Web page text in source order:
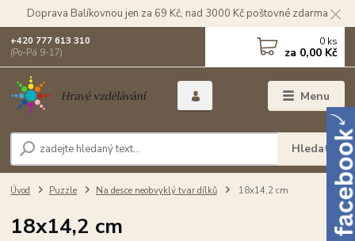
Doprava Balíkovnou jen za 69 Kč, nad 3000 Kč poštovné zdarma
Menu
Hledat
+420 777 613 310
(Po-Pá 9-17)
0 ks
za 0,00 Kč
Úvod Puzzle Na desce neobvyklý tvar dílků 18x14,2 cm
18x14,2 cm